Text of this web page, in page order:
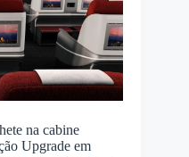
na cabine
Upgrade em